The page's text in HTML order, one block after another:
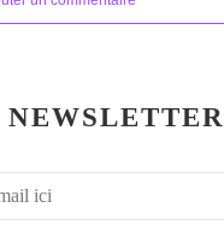
NEWSLETTER